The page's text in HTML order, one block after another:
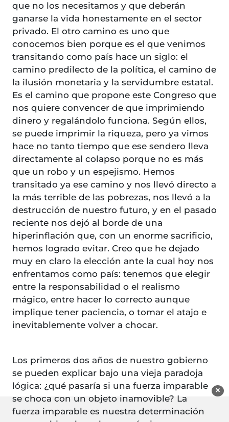
que no los necesitamos y que deberán
ganarse la vida honestamente en el sector
privado. El otro camino es uno que
conocemos bien porque es el que venimos
transitando como país hace un siglo: el
camino predilecto de la política, el camino de
la ilusión monetaria y la servidumbre estatal.
Es el camino que propone este Congreso que
nos quiere convencer de que imprimiendo
dinero y regalándolo funciona. Según ellos,
se puede imprimir la riqueza, pero ya vimos
hace no tanto tiempo que ese sendero lleva
directamente al colapso porque no es más
que un robo y un espejismo. Hemos
transitado ya ese camino y nos llevó directo a
la más terrible de las pobrezas, nos llevó a la
destrucción de nuestro futuro, y en el pasado
reciente nos dejó al borde de una
hiperinflación que, con un enorme sacrificio,
hemos logrado evitar. Creo que he dejado
muy en claro la elección ante la cual hoy nos
enfrentamos como país: tenemos que elegir
entre la responsabilidad o el realismo
mágico, entre hacer lo correcto aunque
implique tener paciencia, o tomar el atajo e
inevitablemente volver a chocar.
Los primeros dos años de nuestro gobierno
se pueden explicar bajo una vieja paradoja
lógica: ¿qué pasaría si una fuerza imparable
se choca con un objeto inamovible? La
fuerza imparable es nuestra determinación
×